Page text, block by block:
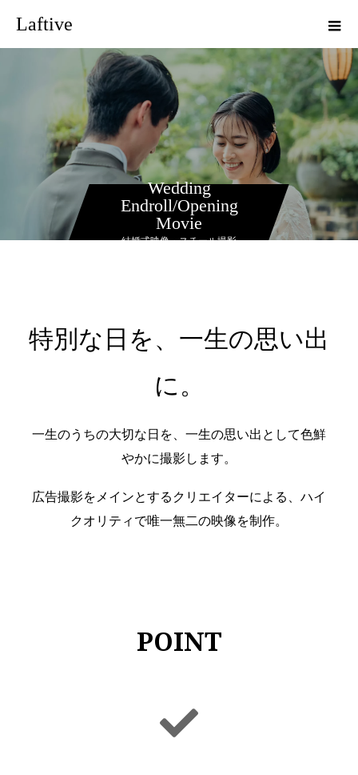
Laftive
Wedding
Endroll/Opening
Movie
結婚式映像・スチール撮影
特別な日を、一生の思い出
に。
一生のうちの大切な日を、一生の思い出として色鮮
やかに撮影します。
広告撮影をメインとするクリエイターによる、ハイ
クオリティで唯一無二の映像を制作。
POINT